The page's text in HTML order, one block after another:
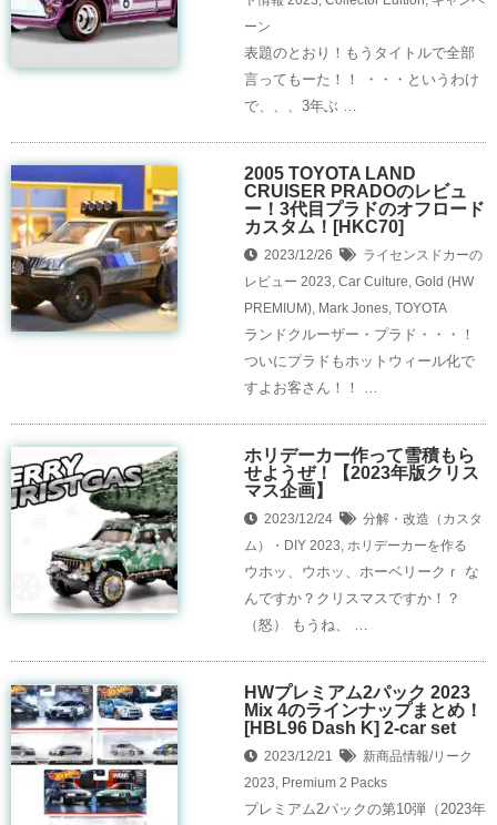
ーン
表題のとおり！もうタイトルで全部
言ってもーた！！ ・・・というわけ
で、、、3年ぶ …
2005 TOYOTA LAND
CRUISER PRADOのレビュ
ー！3代目プラドのオフロード
カスタム！[HKC70]
2023/12/26
ライセンスドカーの
レビュー 2023, Car Culture, Gold (HW
PREMIUM), Mark Jones, TOYOTA
ランドクルーザー・プラド・・・！
ついにプラドもホットウィール化で
すよお客さん！！ …
ホリデーカー作って雪積もら
せようぜ！【2023年版クリス
マス企画】
2023/12/24
分解・改造（カスタ
ム）・DIY 2023, ホリデーカーを作る
ウホッ、ウホッ、ホーベリークｒ な
んですか？クリスマスですか！？
（怒） もうね、 …
HWプレミアム2パック 2023
Mix 4のラインナップまとめ！
[HBL96 Dash K] 2-car set
2023/12/21
新商品情報/リーク
2023, Premium 2 Packs
プレミアム2パックの第10弾（2023年